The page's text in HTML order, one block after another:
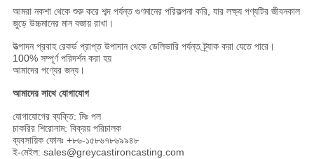
আমরা নকশা থেকে শুরু করে শব্দ পর্যন্ত গুণমানের পরিকল্পনা করি, যার লক্ষ্য পণ্যটির জীবনকাল
জুড়ে উচ্চমানের মান বজায় রাখা।
উত্পাদন প্রবাহ রেকর্ড প্রাপ্ত উপাদান থেকে ডেলিভারি পর্যন্ত ট্র্যাক করা যেতে পারে।
100% সম্পূর্ণ পরিদর্শন করা হয়
আমাদের পণ্যের জন্য।
আমাদের সাথে যোগাযোগ
যোগাযোগের ব্যক্তি: মিঃ পল
চাকরির শিরোনাম: বিক্রয় পরিচালক
ব্যবসায়িক ফোনঃ +৮৬-১৫৮৬৭৮৬৯৯৪৮
ই-মেইল: sales@greycastironcasting.com